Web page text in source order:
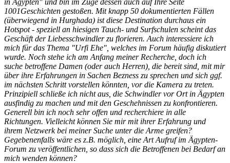
1001Geschichten gestoßen. Mit knapp 50 dokumentierten Fällen
(überwiegend in Hurghada) ist diese Destination durchaus ein
Hotspot - speziell an hiesigen Tauch- und Surfschulen scheint das
Geschäft der Liebesschwindler zu florieren. Auch interessiere ich
mich für das Thema "Urfi Ehe", welches im Forum häufig diskutiert
wurde. Noch stehe ich am Anfang meiner Recherche, doch ich
suche betroffene Damen (oder auch Herren), die bereit sind, mit mir
über ihre Erfahrungen in Sachen Bezness zu sprechen und sich ggf.
im nächsten Schritt vorstellen könnten, vor die Kamera zu treten.
Prinzipiell schließe ich nicht aus, die Schwindler vor Ort in Ägypten
ausfindig zu machen und mit den Geschehnissen zu konfrontieren.
Generell bin ich noch sehr offen und recherchiere in alle
Richtungen. Vielleicht können Sie mir mit ihrer Erfahrung und
ihrem Netzwerk bei meiner Suche unter die Arme greifen?
Gegebenenfalls wäre es z.B. möglich, eine Art Aufruf im Ägypten-
Forum zu veröffentlichen, so dass sich die Betroffenen bei Bedarf an
mich wenden können?